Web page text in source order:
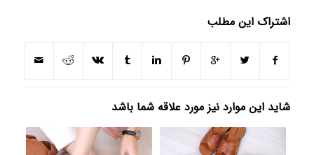
اشتراک این مطلب
شاید این موارد نیز مورد علاقه شما باشد